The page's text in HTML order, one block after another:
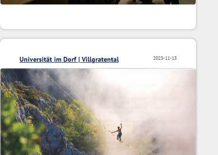
2023-11-13
Universität im Dorf | Villgratental